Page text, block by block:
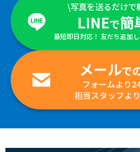
\写真を送るだけで
LINEで簡
最短即日対応！ 友だち追加
メールで
フォームより
担当スタッフよ